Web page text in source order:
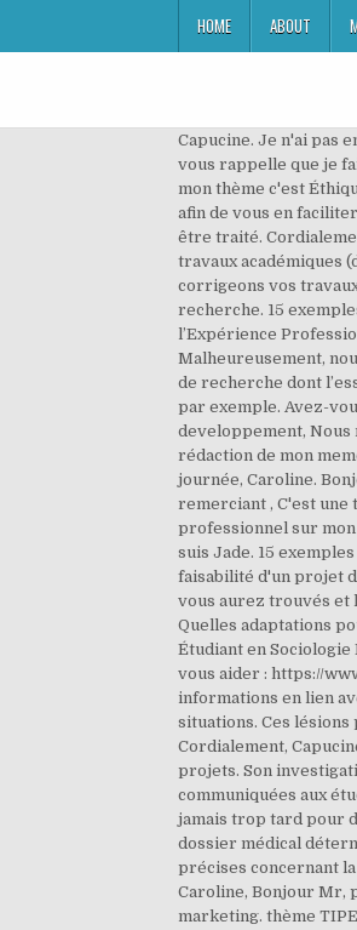
HOME ABOUT
Capucine. Je n'ai pas encore d'idée précise concernant mon thème de mémoire. Je suis un étudiant en 3eme année de biotechnologie pharmaceutique au bénin .je vous rappelle que je fais partis de la toute première promotion des étudiant en formation dans ce domaine domaine au bénin . Bonjour, Bonjour je suis en Licence 3 mon thème c'est Éthique et gestion des conflits d'intérêt, j'ai besoin de votre aide pour les articles. Vous trouverez ci-dessous un modèle de "Mémoire en défense" afin de vous en faciliter la rédaction. Je n'ai pas connaissance de travaux dans ce domaine. Bon courage, Dans le cadre de la sociologie, je crois que tout sujet peut être traité. Cordialement, Je vous invite à consulter cet article : https://www.scribbr.fr/memoire/comment-faire-un-plan-de-memoire/ s dans la correction de travaux académiques (dissertations, rapports, mémoires, thèses, articles scientifiques), nous vous aidons pour des questions méthodologiques et nous relisons et corrigeons vos travaux : https://www.scribbr.fr/relecture-correction/comment-ca-marche/ Mais nous ne pouvons pas remplacer vos directeurs et directrices de recherche. 15 exemples complets de mémoires de qualité, CPGE : les classes préparatoires aux grandes écoles, RAEP : la Reconnaissance des Acquis de l’Expérience Professionnelle. Il vous faut conduire une recherche sur un moteur académique, de